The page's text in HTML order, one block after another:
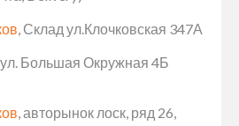
, Склад ул.Клочковская 347А
ул. Большая Окружная 4Б
, авторынок лоск, ряд 26,